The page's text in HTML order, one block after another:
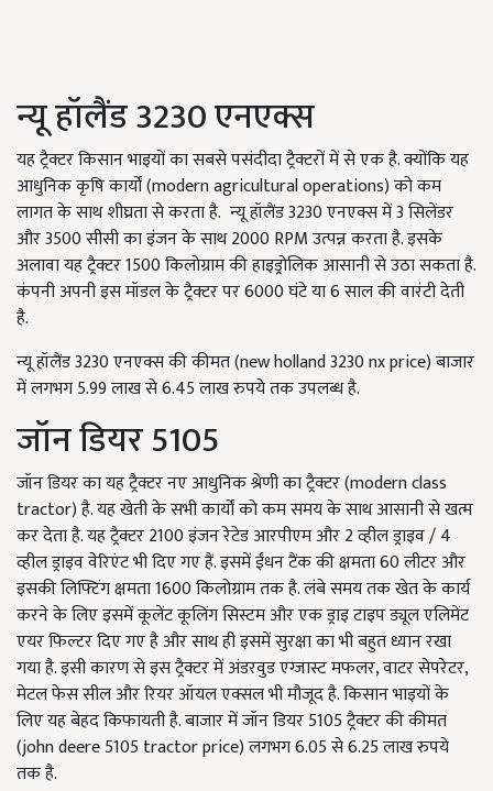
न्यू हॉलैंड 3230 एनएक्स
यह ट्रैक्टर किसान भाइयों का सबसे पसंदीदा ट्रैक्टरों में से एक है. क्योंकि यह
आधुनिक कृषि कार्यों (modern agricultural operations) को कम
लागत के साथ शीघ्रता से करता है. न्यू हॉलैंड 3230 एनएक्स में 3 सिलेंडर
और 3500 सीसी का इंजन के साथ 2000 RPM उत्पन्न करता है. इसके
अलावा यह ट्रैक्टर 1500 किलोग्राम की हाइड्रोलिक आसानी से उठा सकता है.
कंपनी अपनी इस मॉडल के ट्रैक्टर पर 6000 घंटे या 6 साल की वारंटी देती
है.
न्यू हॉलैंड 3230 एनएक्स की कीमत (new holland 3230 nx price) बाजार
में लगभग 5.99 लाख से 6.45 लाख रुपये तक उपलब्ध है.
जॉन डियर 5105
जॉन डियर का यह ट्रैक्टर नए आधुनिक श्रेणी का ट्रैक्टर (modern class
tractor) है. यह खेती के सभी कार्यों को कम समय के साथ आसानी से खत्म
कर देता है. यह ट्रैक्टर 2100 इंजन रेटेड आरपीएम और 2 व्हील ड्राइव / 4
व्हील ड्राइव वेरिएंट भी दिए गए हैं. इसमें ईंधन टैंक की क्षमता 60 लीटर और
इसकी लिफ्टिंग क्षमता 1600 किलोग्राम तक है. लंबे समय तक खेत के कार्य
करने के लिए इसमें कूलेंट कूलिंग सिस्टम और एक ड्राइ टाइप ड्यूल एलिमेंट
एयर फिल्टर दिए गए है और साथ ही इसमें सुरक्षा का भी बहुत ध्यान रखा
गया है. इसी कारण से इस ट्रैक्टर में अंडरवुड एग्जास्ट मफलर, वाटर सेपरेटर,
मेटल फेस सील और रियर ऑयल एक्सल भी मौजूद है. किसान भाइयों के
लिए यह बेहद किफायती है. बाजार में जॉन डियर 5105 ट्रैक्टर की कीमत
(john deere 5105 tractor price) लगभग 6.05 से 6.25 लाख रुपये
तक है.